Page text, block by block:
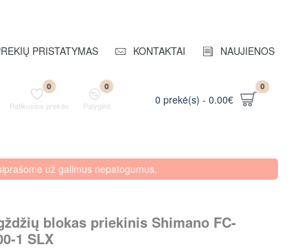
PRISTATYMAS KONTAKTAI NAUJIENOS
Patikusios prekės
0
Palyginti
0
0 prekė(s) - 0.00€
0
už galimus nepatogumus.
blokas priekinis Shimano FC-
1 SLX